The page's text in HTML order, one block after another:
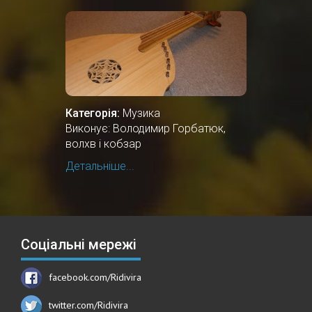
Категорія: Музика
Виконує: Володимир Горбатюк,
волхв і кобзар
Детальніше...
Соціальні мережі
facebook.com/Ridivira
twitter.com/Ridivira